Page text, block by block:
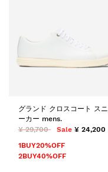
グランド クロスコート スニ
ーカー mens.
¥ 29,700
Sale ¥ 24,200
1BUY20%OFF
2BUY40%OFF